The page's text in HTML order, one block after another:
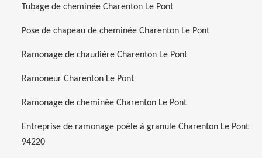
Tubage de cheminée Charenton Le Pont
Pose de chapeau de cheminée Charenton Le Pont
Ramonage de chaudière Charenton Le Pont
Ramoneur Charenton Le Pont
Ramonage de cheminée Charenton Le Pont
Entreprise de ramonage poêle à granule Charenton Le Pont
94220